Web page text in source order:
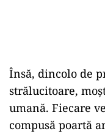
Însă, dincolo de
strălucitoare,
umană. Fiecare
compusă poartă